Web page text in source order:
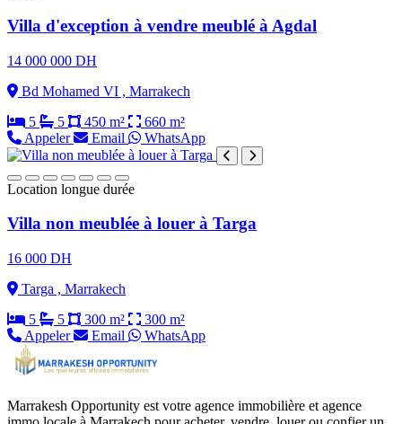
Villa d'exception à vendre meublé à Agdal
14 000 000 DH
Bd Mohamed VI , Marrakech
5
5 450 m²
660 m²
Appeler
Email WhatsApp
Location longue durée
Villa non meublée à louer à Targa
16 000 DH
Targa , Marrakech
5
5 300 m²
300 m²
Appeler
Email WhatsApp
Marrakesh Opportunity est votre agence immobilière et agence